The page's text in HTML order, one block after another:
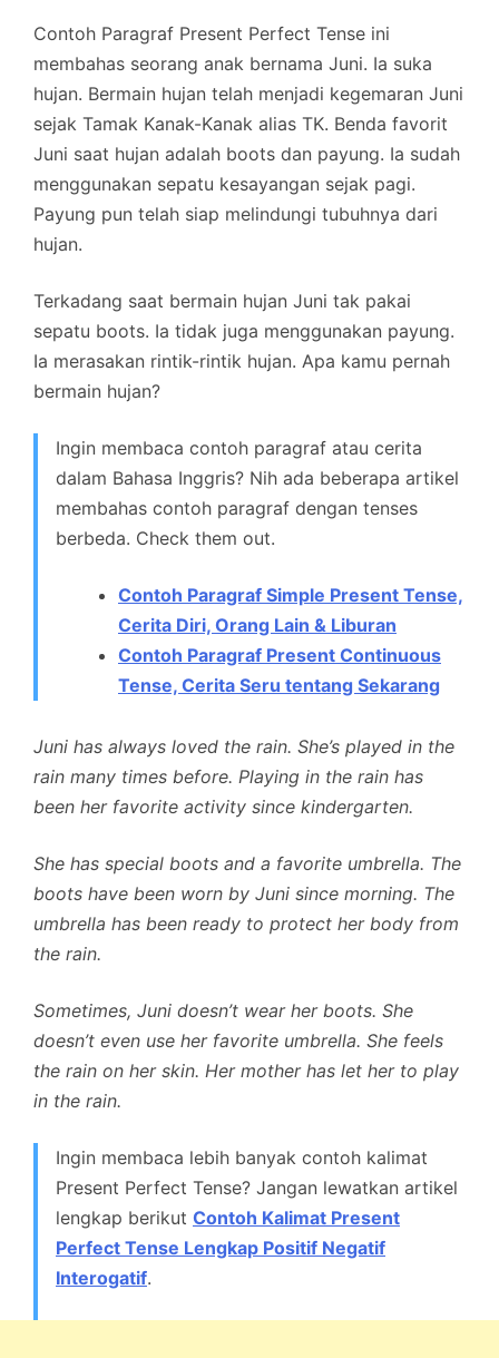
Contoh Paragraf Present Perfect Tense ini
membahas seorang anak bernama Juni. Ia suka
hujan. Bermain hujan telah menjadi kegemaran Juni
sejak Tamak Kanak-Kanak alias TK. Benda favorit
Juni saat hujan adalah boots dan payung. Ia sudah
menggunakan sepatu kesayangan sejak pagi.
Payung pun telah siap melindungi tubuhnya dari
hujan.
Terkadang saat bermain hujan Juni tak pakai
sepatu boots. Ia tidak juga menggunakan payung.
Ia merasakan rintik-rintik hujan. Apa kamu pernah
bermain hujan?
Ingin membaca contoh paragraf atau cerita
dalam Bahasa Inggris? Nih ada beberapa artikel
membahas contoh paragraf dengan tenses
berbeda. Check them out.
Contoh Paragraf Simple Present Tense,
Cerita Diri, Orang Lain & Liburan
Contoh Paragraf Present Continuous
Tense, Cerita Seru tentang Sekarang
Juni has always loved the rain. She’s played in the
rain many times before. Playing in the rain has
been her favorite activity since kindergarten.
She has special boots and a favorite umbrella. The
boots have been worn by Juni since morning. The
umbrella has been ready to protect her body from
the rain.
Sometimes, Juni doesn’t wear her boots. She
doesn’t even use her favorite umbrella. She feels
the rain on her skin. Her mother has let her to play
in the rain.
Ingin membaca lebih banyak contoh kalimat
Present Perfect Tense? Jangan lewatkan artikel
lengkap berikut Contoh Kalimat Present
Perfect Tense Lengkap Positif Negatif
Interogatif.